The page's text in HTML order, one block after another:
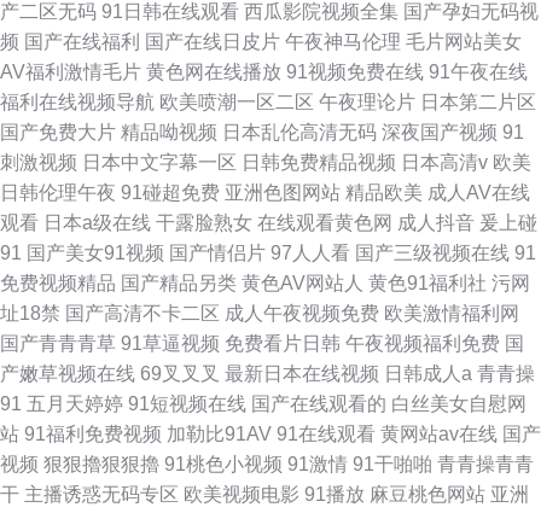
产二区无码 91日韩在线观看 西瓜影院视频全集 国产孕妇无码视
频 国产在线福利 国产在线日皮片 午夜神马伦理 毛片网站美女
AV福利激情毛片 黄色网在线播放 91视频免费在线 91午夜在线
福利在线视频导航 欧美喷潮一区二区 午夜理论片 日本第二片区
国产免费大片 精品呦视频 日本乱伦高清无码 深夜国产视频 91
刺激视频 日本中文字幕一区 日韩免费精品视频 日本高清v 欧美
日韩伦理午夜 91碰超免费 亚洲色图网站 精品欧美 成人AV在线
观看 日本a级在线 干露脸熟女 在线观看黄色网 成人抖音 爰上碰
91 国产美女91视频 国产情侣片 97人人看 国产三级视频在线 91
免费视频精品 国产精品另类 黄色AV网站人 黄色91福利社 污网
址18禁 国产高清不卡二区 成人午夜视频免费 欧美激情福利网
国产青青青草 91草逼视频 免费看片日韩 午夜视频福利免费 国
产嫩草视频在线 69叉叉叉 最新日本在线视频 日韩成人a 青青操
91 五月天婷婷 91短视频在线 国产在线观看的 白丝美女自慰网
站 91福利免费视频 加勒比91AV 91在线观看 黄网站av在线 国产
视频 狠狠擼狠狠擼 91桃色小视频 91激情 91干啪啪 青青操青青
干 主播诱惑无码专区 欧美视频电影 91播放 麻豆桃色网站 亚洲